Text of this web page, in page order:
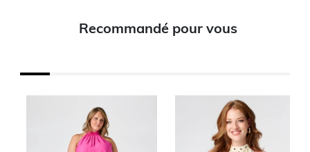
Recommandé pour vous